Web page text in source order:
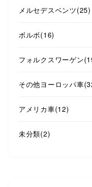
メルセデスベンツ(25)
ボルボ(16)
フォルクスワーゲン
その他ヨーロッパ車
アメリカ車(12)
未分類(2)